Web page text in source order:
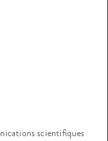
scientifiques